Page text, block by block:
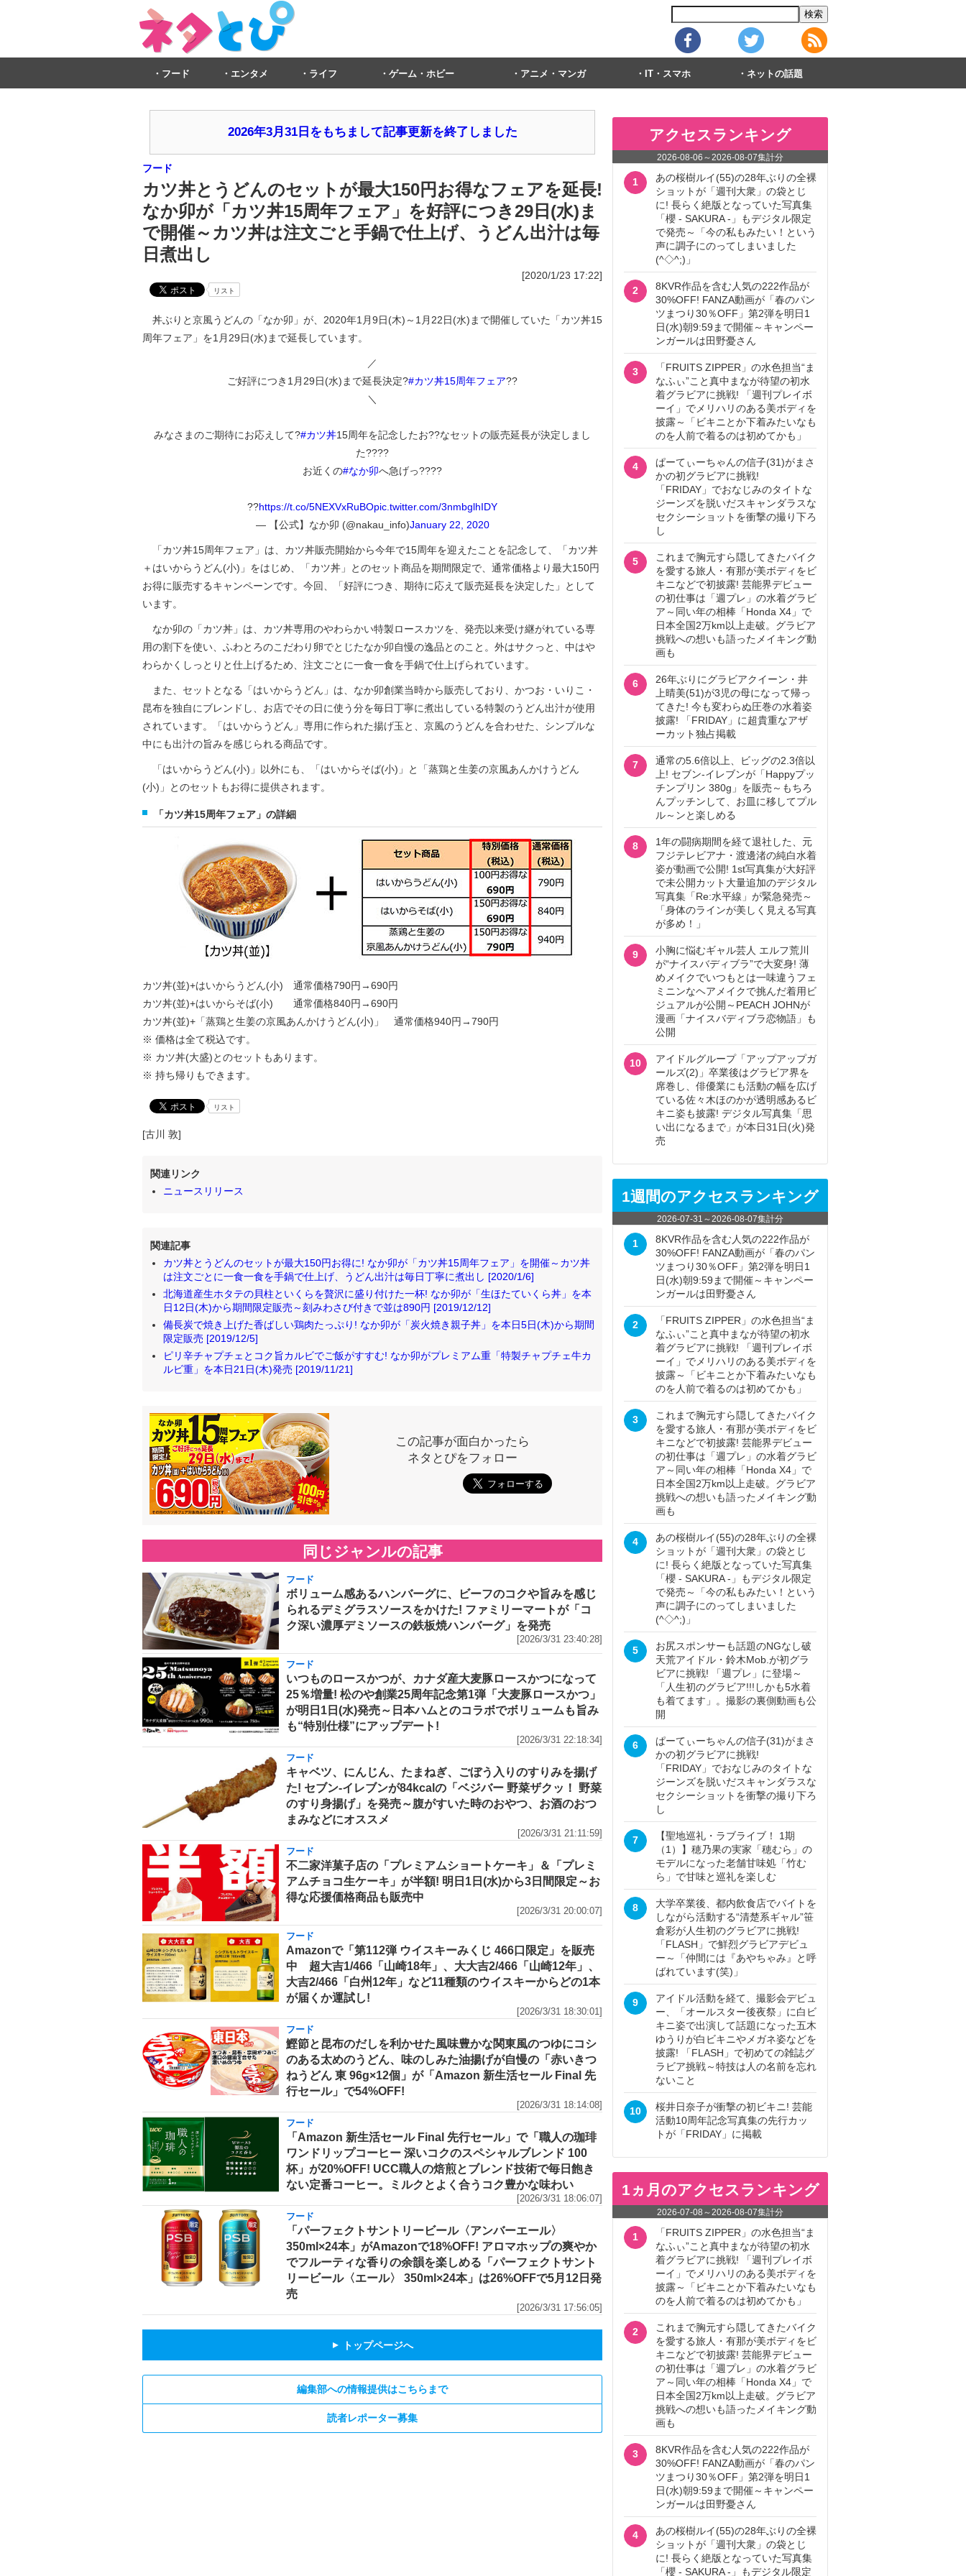
フード エンタメ ライフ ゲーム・ホビー アニメ・マンガ IT・スマホ ネットの話題
2026年3月31日をもちまして記事更新を終了しました
フード
カツ丼とうどんのセットが最大150円お得なフェアを延長!
なか卯が「カツ丼15周年フェア」を好評につき29日(水)ま
で開催～カツ丼は注文ごと手鍋で仕上げ、うどん出汁は毎
日煮出し
[2020/1/23 17:22]
リスト
丼ぶりと京風うどんの「なか卯」が、2020年1月9日(木)～1月22日(水)まで開催していた「カツ丼15
周年フェア」を1月29日(水)まで延長しています。
／
ご好評につき1月29日(水)まで延長決定?#カツ丼15周年フェア??
＼
みなさまのご期待にお応えして?#カツ丼15周年を記念したお??なセットの販売延長が決定しまし
た????
お近くの#なか卯へ急げっ????
??https://t.co/5NEXVxRuBOpic.twitter.com/3nmbglhIDY
— 【公式】なか卯 (@nakau_info)January 22, 2020
「カツ丼15周年フェア」は、カツ丼販売開始から今年で15周年を迎えたことを記念して、「カツ丼
＋はいからうどん(小)」をはじめ、「カツ丼」とのセット商品を期間限定で、通常価格より最大150円
お得に販売するキャンペーンです。今回、「好評につき、期待に応えて販売延長を決定した」として
います。
なか卯の「カツ丼」は、カツ丼専用のやわらかい特製ロースカツを、発売以来受け継がれている専
用の割下を使い、ふわとろのこだわり卵でとじたなか卯自慢の逸品とのこと。外はサクっと、中はや
わらかくしっとりと仕上げるため、注文ごとに一食一食を手鍋で仕上げられています。
また、セットとなる「はいからうどん」は、なか卯創業当時から販売しており、かつお・いりこ・
昆布を独自にブレンドし、お店でその日に使う分を毎日丁寧に煮出している特製のうどん出汁が使用
されています。「はいからうどん」専用に作られた揚げ玉と、京風のうどんを合わせた、シンプルな
中にも出汁の旨みを感じられる商品です。
「はいからうどん(小)」以外にも、「はいからそば(小)」と「蒸鶏と生姜の京風あんかけうどん
(小)」とのセットもお得に提供されます。
「カツ丼15周年フェア」の詳細
カツ丼(並)+はいからうどん(小) 通常価格790円→690円
カツ丼(並)+はいからそば(小) 通常価格840円→690円
カツ丼(並)+「蒸鶏と生姜の京風あんかけうどん(小)」 通常価格940円→790円
※ 価格は全て税込です。
※ カツ丼(大盛)とのセットもあります。
※ 持ち帰りもできます。
リスト
[古川 敦]
関連リンク
ニュースリリース
関連記事
カツ丼とうどんのセットが最大150円お得に! なか卯が「カツ丼15周年フェア」を開催～カツ丼
は注文ごとに一食一食を手鍋で仕上げ、うどん出汁は毎日丁寧に煮出し [2020/1/6]
北海道産生ホタテの貝柱といくらを贅沢に盛り付けた一杯! なか卯が「生ほたていくら丼」を本
日12日(木)から期間限定販売～刻みわさび付きで並は890円 [2019/12/12]
備長炭で焼き上げた香ばしい鶏肉たっぷり! なか卯が「炭火焼き親子丼」を本日5日(木)から期間
限定販売 [2019/12/5]
ピリ辛チャプチェとコク旨カルビでご飯がすすむ! なか卯がプレミアム重「特製チャプチェ牛カ
ルビ重」を本日21日(木)発売 [2019/11/21]
この記事が面白かったら
ネタとぴをフォロー
同じジャンルの記事
フード
ボリューム感あるハンバーグに、ビーフのコクや旨みを感じ
られるデミグラスソースをかけた! ファミリーマートが「コ
ク深い濃厚デミソースの鉄板焼ハンバーグ」を発売
[2026/3/31 23:40:28]
フード
いつものロースかつが、カナダ産大麦豚ロースかつになって
25％増量! 松のや創業25周年記念第1弾「大麦豚ロースかつ」
が明日1日(水)発売～日本ハムとのコラボでボリュームも旨み
も“特別仕様”にアップデート!
[2026/3/31 22:18:34]
フード
キャベツ、にんじん、たまねぎ、ごぼう入りのすりみを揚げ
た! セブン‐イレブンが84kcalの「ベジバー 野菜ザクッ！ 野菜
のすり身揚げ」を発売～腹がすいた時のおやつ、お酒のおつ
まみなどにオススメ
[2026/3/31 21:11:59]
フード
不二家洋菓子店の「プレミアムショートケーキ」＆「プレミ
アムチョコ生ケーキ」が半額! 明日1日(水)から3日間限定～お
得な応援価格商品も販売中
[2026/3/31 20:00:07]
フード
Amazonで「第112弾 ウイスキーみくじ 466口限定」を販売
中 超大吉1/466「山崎18年」、大大吉2/466「山崎12年」、
大吉2/466「白州12年」など11種類のウイスキーからどの1本
が届くか運試し!
[2026/3/31 18:30:01]
フード
鰹節と昆布のだしを利かせた風味豊かな関東風のつゆにコシ
のある太めのうどん、味のしみた油揚げが自慢の「赤いきつ
ねうどん 東 96g×12個」が「Amazon 新生活セール Final 先
行セール」で54%OFF!
[2026/3/31 18:14:08]
フード
「Amazon 新生活セール Final 先行セール」で「職人の珈琲
ワンドリップコーヒー 深いコクのスペシャルブレンド 100
杯」が20%OFF! UCC職人の焙煎とブレンド技術で毎日飽き
ない定番コーヒー。ミルクとよく合うコク豊かな味わい
[2026/3/31 18:06:07]
フード
「パーフェクトサントリービール〈アンバーエール〉
350ml×24本」がAmazonで18%OFF! アロマホップの爽やか
でフルーティな香りの余韻を楽しめる「パーフェクトサント
リービール〈エール〉 350ml×24本」は26%OFFで5月12日発
売
[2026/3/31 17:56:05]
▲ トップページへ
編集部への情報提供はこちらまで
読者レポーター募集
アクセスランキング
2026-08-06 ～2026-08-07集計分
1
あの桜樹ルイ(55)の28年ぶりの全裸
ショットが「週刊大衆」の袋とじ
に! 長らく絶版となっていた写真集
「櫻 - SAKURA -」もデジタル限定
で発売～「今の私もみたい！という
声に調子にのってしまいました
(^◇^;)」
2
8KVR作品を含む人気の222作品が
30%OFF! FANZA動画が「春のパン
ツまつり30％OFF」第2弾を明日1
日(水)朝9:59まで開催～キャンペー
ンガールは田野憂さん
3
「FRUITS ZIPPER」の水色担当“ま
なふぃ”こと真中まなが待望の初水
着グラビアに挑戦! 「週刊プレイボ
ーイ」でメリハリのある美ボディを
披露～「ビキニとか下着みたいなも
のを人前で着るのは初めてかも」
4
ぱーてぃーちゃんの信子(31)がまさ
かの初グラビアに挑戦!
「FRIDAY」でおなじみのタイトな
ジーンズを脱いだスキャンダラスな
セクシーショットを衝撃の撮り下ろ
し
5
これまで胸元すら隠してきたバイク
を愛する旅人・有那が美ボディをビ
キニなどで初披露! 芸能界デビュー
の初仕事は「週プレ」の水着グラビ
ア～同い年の相棒「Honda X4」で
日本全国2万km以上走破。グラビア
挑戦への想いも語ったメイキング動
画も
6
26年ぶりにグラビアクイーン・井
上晴美(51)が3児の母になって帰っ
てきた! 今も変わらぬ圧巻の水着姿
披露! 「FRIDAY」に超貴重なアザ
ーカット独占掲載
7
通常の5.6倍以上、ビッグの2.3倍以
上! セブン‐イレブンが「Happyプッ
チンプリン 380g」を販売～もちろ
んプッチンして、お皿に移してプル
ル～ンと楽しめる
8
1年の闘病期間を経て退社した、元
フジテレビアナ・渡邊渚の純白水着
姿が動画で公開! 1st写真集が大好評
で未公開カット大量追加のデジタル
写真集「Re:水平線」が緊急発売～
「身体のラインが美しく見える写真
が多め！」
9
小胸に悩むギャル芸人 エルフ荒川
が“ナイスバディブラ”で大変身! 薄
めメイクでいつもとは一味違うフェ
ミニンなヘアメイクで挑んだ着用ビ
ジュアルが公開～PEACH JOHNが
漫画「ナイスバディブラ恋物語」も
公開
10
アイドルグループ「アップアップガ
ールズ(2)」卒業後はグラビア界を
席巻し、俳優業にも活動の幅を広げ
ている佐々木ほのかが透明感あるビ
キニ姿も披露! デジタル写真集「思
い出になるまで」が本日31日(火)発
売
1週間のアクセスランキング
2026-07-31 ～2026-08-07集計分
1
8KVR作品を含む人気の222作品が
30%OFF! FANZA動画が「春のパン
ツまつり30％OFF」第2弾を明日1
日(水)朝9:59まで開催～キャンペー
ンガールは田野憂さん
2
「FRUITS ZIPPER」の水色担当“ま
なふぃ”こと真中まなが待望の初水
着グラビアに挑戦! 「週刊プレイボ
ーイ」でメリハリのある美ボディを
披露～「ビキニとか下着みたいなも
のを人前で着るのは初めてかも」
3
これまで胸元すら隠してきたバイク
を愛する旅人・有那が美ボディをビ
キニなどで初披露! 芸能界デビュー
の初仕事は「週プレ」の水着グラビ
ア～同い年の相棒「Honda X4」で
日本全国2万km以上走破。グラビア
挑戦への想いも語ったメイキング動
画も
4
あの桜樹ルイ(55)の28年ぶりの全裸
ショットが「週刊大衆」の袋とじ
に! 長らく絶版となっていた写真集
「櫻 - SAKURA -」もデジタル限定
で発売～「今の私もみたい！という
声に調子にのってしまいました
(^◇^;)」
5
お尻スポンサーも話題のNGなし破
天荒アイドル・鈴木Mob.が初グラ
ビアに挑戦! 「週プレ」に登場～
「人生初のグラビア!!!しかも5水着
も着てます」。撮影の裏側動画も公
開
6
ぱーてぃーちゃんの信子(31)がまさ
かの初グラビアに挑戦!
「FRIDAY」でおなじみのタイトな
ジーンズを脱いだスキャンダラスな
セクシーショットを衝撃の撮り下ろ
し
7
【聖地巡礼・ラブライブ！ 1期
（1）】穂乃果の実家「穂むら」の
モデルになった老舗甘味処「竹む
ら」で甘味と巡礼を楽しむ
8
大学卒業後、都内飲食店でバイトを
しながら活動する“清楚系ギャル”笹
倉彩が人生初のグラビアに挑戦!
「FLASH」で鮮烈グラビアデビュ
ー～「仲間には『あやちゃみ』と呼
ばれています(笑)」
9
アイドル活動を経て、撮影会デビュ
ー、「オールスター後夜祭」に白ビ
キニ姿で出演して話題になった五木
ゆうりが白ビキニやメガネ姿などを
披露! 「FLASH」で初めての雑誌グ
ラビア挑戦～特技は人の名前を忘れ
ないこと
10
桜井日奈子が衝撃の初ビキニ! 芸能
活動10周年記念写真集の先行カッ
トが「FRIDAY」に掲載
1ヵ月のアクセスランキング
2026-07-08 ～2026-08-07集計分
1
「FRUITS ZIPPER」の水色担当“ま
なふぃ”こと真中まなが待望の初水
着グラビアに挑戦! 「週刊プレイボ
ーイ」でメリハリのある美ボディを
披露～「ビキニとか下着みたいなも
のを人前で着るのは初めてかも」
2
これまで胸元すら隠してきたバイク
を愛する旅人・有那が美ボディをビ
キニなどで初披露! 芸能界デビュー
の初仕事は「週プレ」の水着グラビ
ア～同い年の相棒「Honda X4」で
日本全国2万km以上走破。グラビア
挑戦への想いも語ったメイキング動
画も
3
8KVR作品を含む人気の222作品が
30%OFF! FANZA動画が「春のパン
ツまつり30％OFF」第2弾を明日1
日(水)朝9:59まで開催～キャンペー
ンガールは田野憂さん
4
あの桜樹ルイ(55)の28年ぶりの全裸
ショットが「週刊大衆」の袋とじ
に! 長らく絶版となっていた写真集
「櫻 - SAKURA -」もデジタル限定